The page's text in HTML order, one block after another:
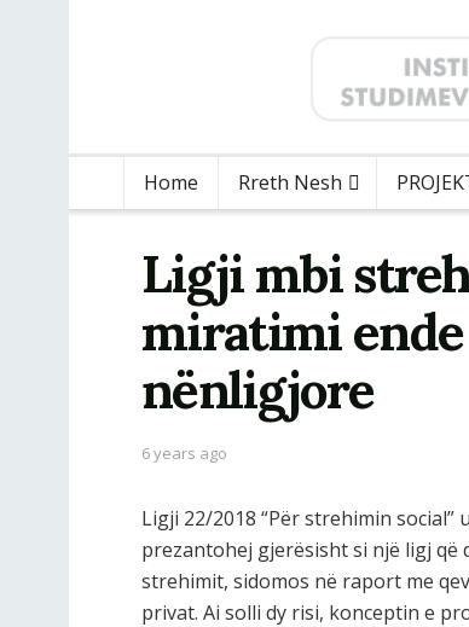
Home Rreth Nesh
Ligji mbi
miratimi ende
nënligjore
6 years ago
Ligji 22/2018 “Për strehimin
prezantohej gjerësisht si një ligj
strehimit, sidomos në raport me
privat. Ai solli dy risi, konceptin e